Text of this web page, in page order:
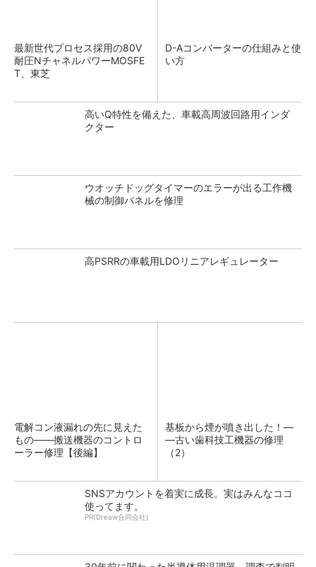
最新世代プロセス採用の80V
耐圧NチャネルパワーMOSFE
T、東芝
D-Aコンバーターの仕組みと使
い方
高いQ特性を備えた、車載高周波回路用インダ
クター
ウオッチドッグタイマーのエラーが出る工作機
械の制御パネルを修理
高PSRRの車載用LDOリニアレギュレーター
電解コン液漏れの先に見えた
もの――搬送機器のコントロ
ーラー修理【後編】
基板から煙が噴き出した！―
―古い歯科技工機器の修理
（2）
SNSアカウントを着実に成長。実はみんなココ
使ってます。
PR(Dreaw合同会社)